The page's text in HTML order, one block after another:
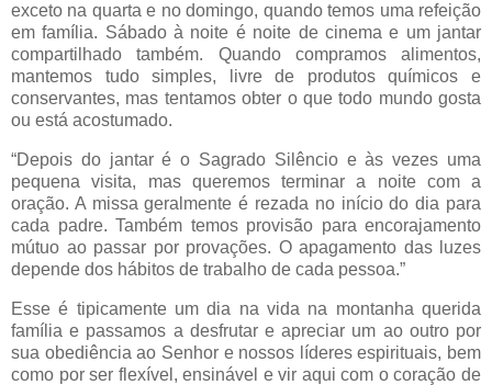
exceto na quarta e no domingo, quando temos uma refeição
em família. Sábado à noite é noite de cinema e um jantar
compartilhado também. Quando compramos alimentos,
mantemos tudo simples, livre de produtos químicos e
conservantes, mas tentamos obter o que todo mundo gosta
ou está acostumado.
“Depois do jantar é o Sagrado Silêncio e às vezes uma
pequena visita, mas queremos terminar a noite com a
oração. A missa geralmente é rezada no início do dia para
cada padre. Também temos provisão para encorajamento
mútuo ao passar por provações. O apagamento das luzes
depende dos hábitos de trabalho de cada pessoa.”
Esse é tipicamente um dia na vida na montanha querida
família e passamos a desfrutar e apreciar um ao outro por
sua obediência ao Senhor e nossos líderes espirituais, bem
como por ser flexível, ensinável e vir aqui com o coração de